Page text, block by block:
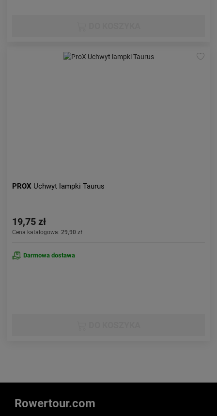
PROX Uchwyt lampki Taurus
19,75 zł
Cena katalogowa: 29,90 zł
Darmowa dostawa
Rowertour.com